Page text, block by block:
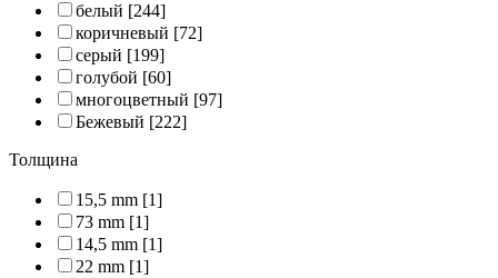
белый [244]
коричневый [72]
серый [199]
голубой [60]
многоцветный [97]
Бежевый [222]
Толщина
15,5 mm [1]
73 mm [1]
14,5 mm [1]
22 mm [1]